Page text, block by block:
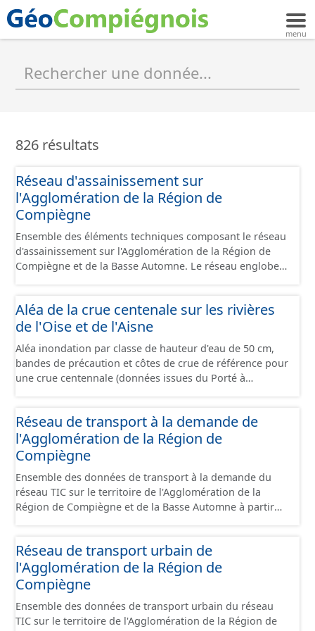
826 résultats
Réseau d'assainissement sur
l'Agglomération de la Région de
Compiègne
Ensemble des éléments techniques composant le réseau
d'assainissement sur l'Agglomération de la Région de
Compiègne et de la Basse Automne. Le réseau englobe à
branchements et ouvrages fonctionnels (regard, station,
poste de refoulement, vanne, décharge, dessableur,
Aléa de la crue centenale sur les rivières
de l'Oise et de l'Aisne
Aléa inondation par classe de hauteur d'eau de 50 cm,
bandes de précaution et côtes de crue de référence pour
une crue centennale (données issues du Porté à
Réseau de transport à la demande de
l'Agglomération de la Région de
Compiègne
Ensemble des données de transport à la demande du
réseau TIC sur le territoire de l'Agglomération de la
Région de Compiègne et de la Basse Automne à partir
théorique de lignes. Le transport à la demande étant
spécifique, le parcours peut-être modifié selon les
demandes de dessertes aux différents arrêts. - le lieux
d'arrêt logique. Il correspond à une spécialisation de la
notion normalisée IFOPT de LIEU D'ARRÊT (STOP PLACE
en anglais): lieu comprenant un ou plusieurs
Réseau de transport urbain de
l'Agglomération de la Région de
Compiègne
Ensemble des données de transport urbain du réseau
TIC sur le territoire de l'Agglomération de la Région de